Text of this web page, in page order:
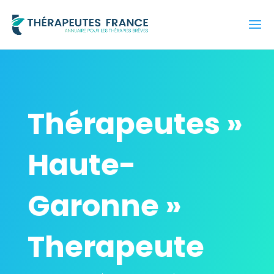
Thérapeutes »
Haute-
Garonne »
Therapeute